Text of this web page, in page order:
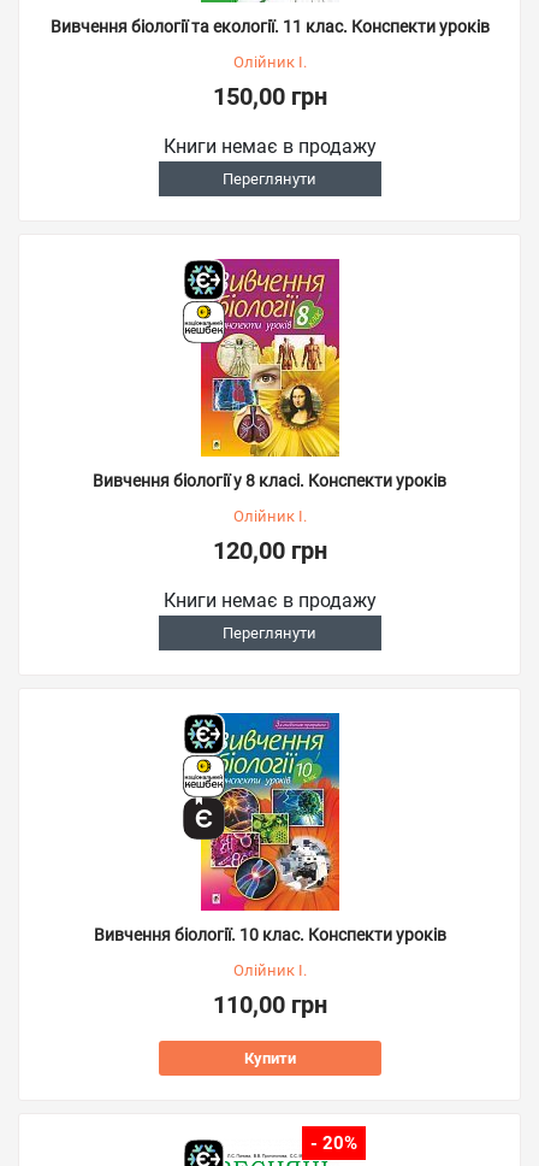
Вивчення біології та екології. 11 клас. Конспекти уроків
Олійник І.
150,00 грн
Книги немає в продажу
Переглянути
Вивчення біології у 8 класі. Конспекти уроків
Олійник І.
120,00 грн
Книги немає в продажу
Переглянути
Вивчення біології. 10 клас. Конспекти уроків
Олійник І.
110,00 грн
Купити
- 20%